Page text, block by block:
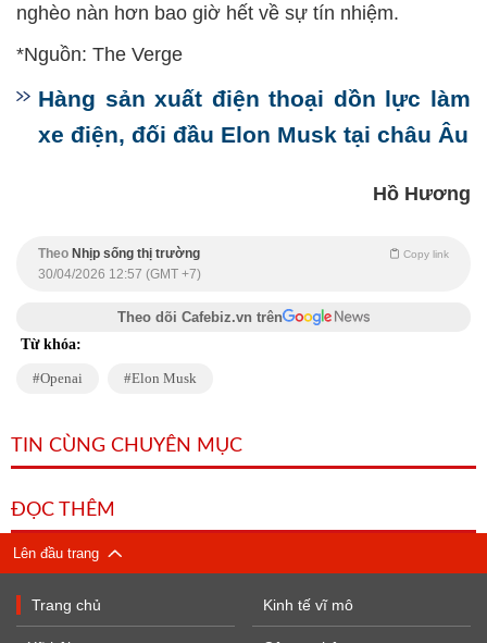
nghèo nàn hơn bao giờ hết về sự tín nhiệm.
*Nguồn: The Verge
Hàng sản xuất điện thoại dồn lực làm
xe điện, đối đầu Elon Musk tại châu Âu
Hồ Hương
Theo Nhịp sống thị trường Copy link
30/04/2026 12:57 (GMT +7)
Theo dõi Cafebiz.vn trên
Từ khóa:
Openai Elon Musk
TIN CÙNG CHUYÊN MỤC
ĐỌC THÊM
Lên đầu trang
Trang chủ Kinh tế vĩ mô